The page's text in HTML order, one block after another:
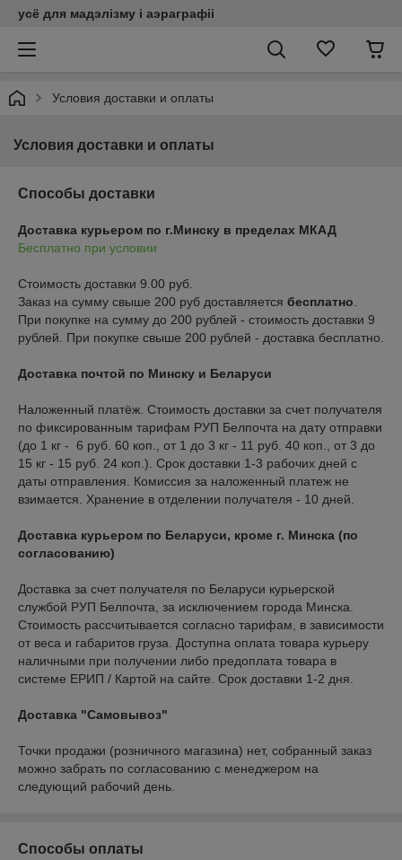
усё для мадэлізму і аэраграфіі
Условия доставки и оплаты
Условия доставки и оплаты
Способы доставки
Доставка курьером по г.Минску в пределах МКАД
Бесплатно при условии
Стоимость доставки 9.00 руб.
Заказ на сумму свыше 200 руб доставляется бесплатно
При покупке на сумму до 200 рублей - стоимость доставки 9
рублей. При покупке свыше 200 рублей - доставка бесплатно.
Доставка почтой по Минску и Беларуси
Наложенный платёж. Стоимость доставки за счет получателя
по фиксированным тарифам РУП Белпочта на дату отправки
(до 1 кг -  6 руб. 60 коп., от 1 до 3 кг - 11 руб. 40 коп., от 3 до
15 кг - 15 руб. 24 коп.). Срок доставки 1-3 рабочих дней с
даты отправления. Комиссия за наложенный платеж не
взимается. Хранение в отделении получателя - 10 дней.
Доставка курьером по Беларуси, кроме г. Минска (по
согласованию)
Доставка за счет получателя по Беларуси курьерской
службой РУП Белпочта, за исключением города Минска.
Стоимость рассчитывается согласно тарифам, в зависимости
от веса и габаритов груза. Доступна оплата товара курьеру
наличными при получении либо предоплата товара в
системе ЕРИП / Картой на сайте. Срок доставки 1-2 дня.
Доставка "Самовывоз"
Точки продажи (розничного магазина) нет, собранный заказ
можно забрать по согласованию с менеджером на
следующий рабочий день.
Способы оплаты